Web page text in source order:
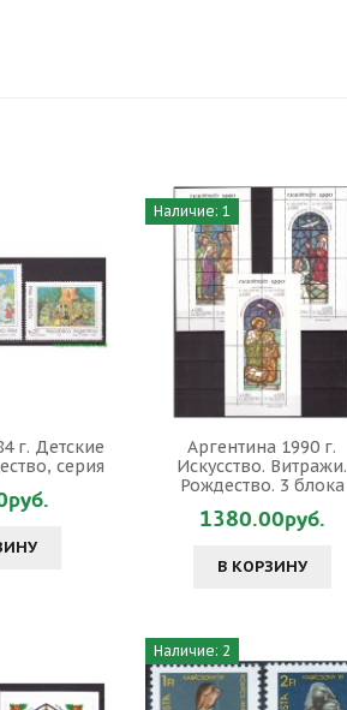
г. Детские
серия
Наличие: 1
Аргентина 1990 г.
Искусство. Витражи.
Рождество. 3 блока
1380.00руб.
В КОРЗИНУ
Наличие: 2